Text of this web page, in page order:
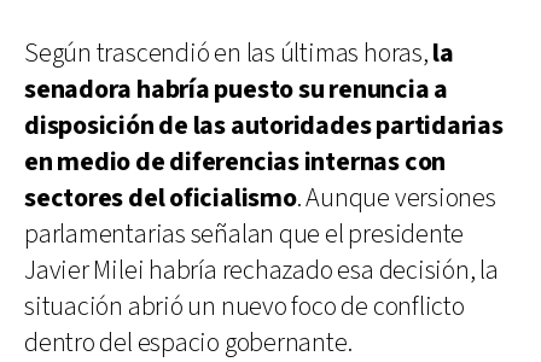
Según trascendió en las últimas horas,la
senadora habría puesto su renuncia a
disposición de las autoridades partidarias
en medio de diferencias internas con
sectores del oficialismo. Aunque versiones
parlamentarias señalan que el presidente
Javier Milei habría rechazado esa decisión, la
situación abrió un nuevo foco de conflicto
dentro del espacio gobernante.